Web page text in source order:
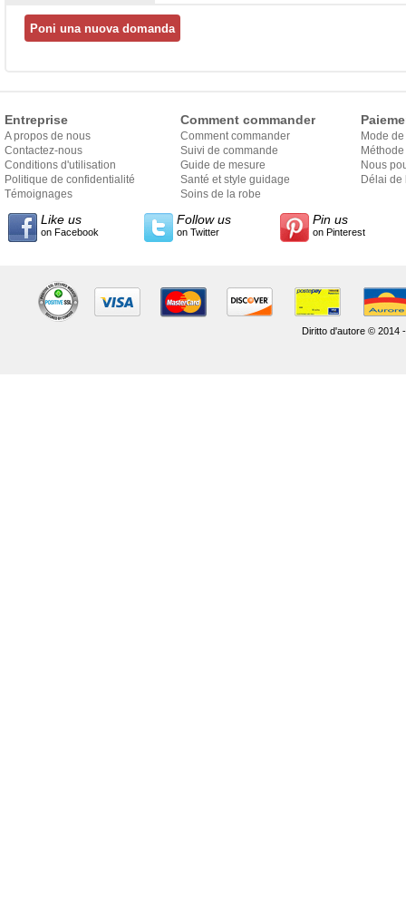
Entreprise
A propos de nous
Contactez-nous
Conditions d'utilisation
Politique de confidentialité
Témoignages
Comment commander
Comment commander
Suivi de commande
Guide de mesure
Santé et style guidage
Soins de la robe
Mode
Nous
Délai de
Like us
on Facebook
Follow us
on Twitter
Pin us
on Pinterest
Diritto d'autore © 2014